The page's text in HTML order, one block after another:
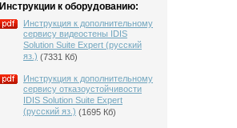
Инструкции к оборудованию:
Инструкция к дополнительному
сервису видеостены IDIS
Solution Suite Expert (русский
яз.) (7331 Кб)
Инструкция к дополнительному
сервису отказоустойчивости
IDIS Solution Suite Expert
(русский яз.) (1695 Кб)